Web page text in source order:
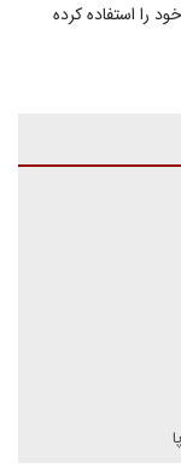
خود را استفاده کرده